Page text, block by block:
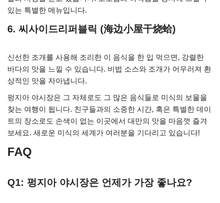
있는 특별한 메뉴입니다.
6. 씨사이드리퍼블릭 (海边小屋干烧蛤)
신선한 조개를 사용해 조리한 이 음식을 한 입 먹으면, 강렬한
바다의 맛을 느낄 수 있습니다. 비법 소스와 조개가 어우러져 환
상적인 맛을 자아냅니다.
펑지아 야시장은 그 자체로도 그 많은 음식들로 미식의 보물을
찾는 여행이 됩니다. 친구들과의 소중한 시간, 혹은 특별한 데이
트의 장소로도 손색이 없는 이곳에서 대만의 맛을 마음껏 즐겨
보세요. 새로운 미식의 세계가 여러분을 기다리고 있습니다!
FAQ
Q1: 펑지아 야시장은 언제가 가장 좋나요?